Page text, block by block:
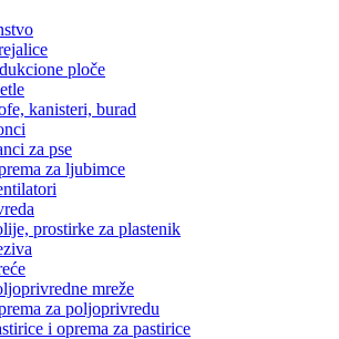
ploče
kanisteri, burad
za pse
za ljubimce
prostirke za plastenik
mreže
za poljoprivredu
i oprema za pastirice